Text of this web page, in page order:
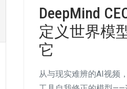
DeepMind
定义世界模
它
从与现实难辨的AI视频